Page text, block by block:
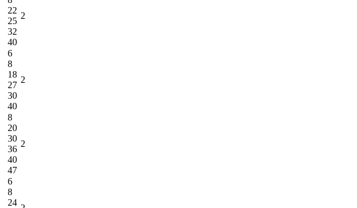
22
25
32
40
2
6
8
18
27
30
40
2
8
20
30
36
40
47
2
6
8
24